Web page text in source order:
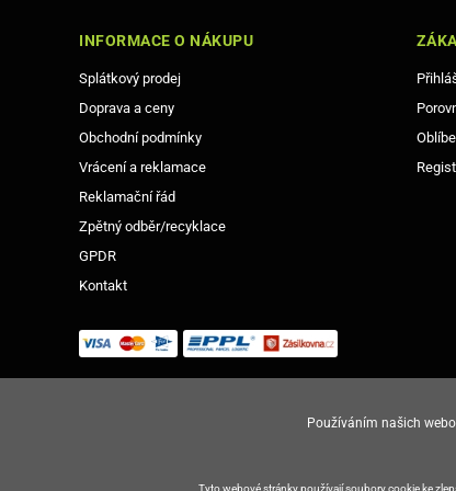
Ovládání hlasitosti
Bassreflex
Ovládání výšek a basů
Výstup na sluchátka
USB
INFORMACE O NÁKUPU
Splátkový prodej
Doprava a ceny
Obchodní podmínky
Vrácení a reklamace
Reklamační řád
Zpětný odběr/recyklace
GPDR
Kontakt
Používáním našich
Tyto webové stránky používají soubory cookie ke